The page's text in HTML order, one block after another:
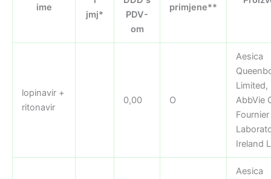
ime
jmj*
PDV-
om
primjene**
lopinavir +
ritonavir
0,00 O
Aesica
Limited,
AbbVie
Fournier
Ireland
Aesica